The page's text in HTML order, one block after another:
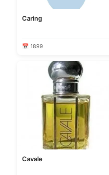
Caring
📅 1899
Cavale